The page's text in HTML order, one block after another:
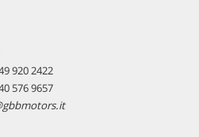
920 2422
576 9657